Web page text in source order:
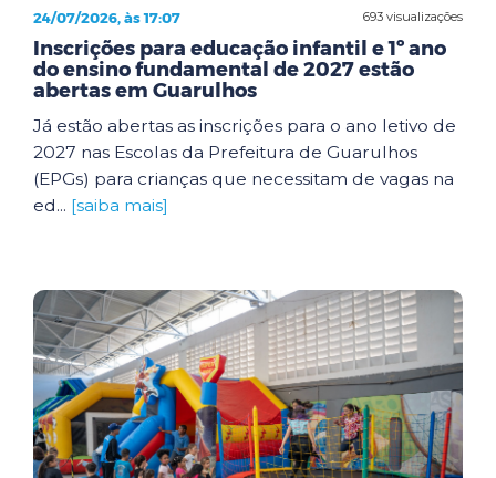
693 visualizações
24/07/2026, às 17:07
Inscrições para educação infantil e 1º ano
do ensino fundamental de 2027 estão
abertas em Guarulhos
Já estão abertas as inscrições para o ano letivo de
2027 nas Escolas da Prefeitura de Guarulhos
(EPGs) para crianças que necessitam de vagas na
ed... [saiba mais]